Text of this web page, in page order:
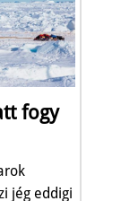
fogy
jég eddigi